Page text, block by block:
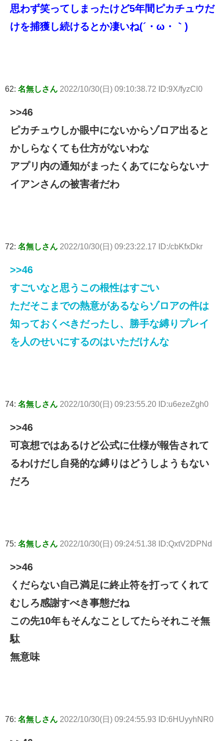
思わず笑ってしまったけど5年間ピカチュウだ
けを捕獲し続けるとか凄いね(´・ω・｀)
62: 名無しさん 2022/10/30(日) 09:10:38.72 ID:9X/fyzCl0
>>46
ピカチュウしか眼中にないからゾロア出ると
かしらなくても仕方がないわな
アプリ内の通知がまったくあてにならないナ
イアンさんの被害者だわ
72: 名無しさん 2022/10/30(日) 09:23:22.17 ID:/cbKfxDkr
>>46
すごいなと思うこの根性はすごい
ただそこまでの熱意があるならゾロアの件は
知っておくべきだったし、勝手な縛りプレイ
を人のせいにするのはいただけんな
74: 名無しさん 2022/10/30(日) 09:23:55.20 ID:u6ezeZgh0
>>46
可哀想ではあるけど公式に仕様が報告されて
るわけだし自発的な縛りはどうしようもない
だろ
75: 名無しさん 2022/10/30(日) 09:24:51.38 ID:QxtV2DPNd
>>46
くだらない自己満足に終止符を打ってくれて
むしろ感謝すべき事態だね
この先10年もそんなことしてたらそれこそ無
駄
無意味
76: 名無しさん 2022/10/30(日) 09:24:55.93 ID:6HUyyhNR0